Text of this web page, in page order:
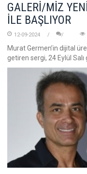
GALERİ/MİZ
İLE BAŞLIYOR
12-09-2024
Murat Germen’in dijital
getiren sergi, 24 Eylül Salı